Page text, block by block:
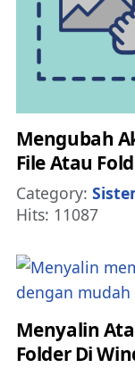
Mengubah
File Atau
Details
Category:
Hits: 11087
Menyalin
Folder Di